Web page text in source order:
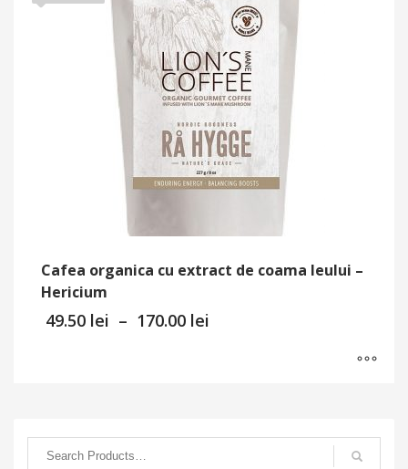
Cafea organica cu extract de coama leului –
Hericium
49.50 lei – 170.00 lei